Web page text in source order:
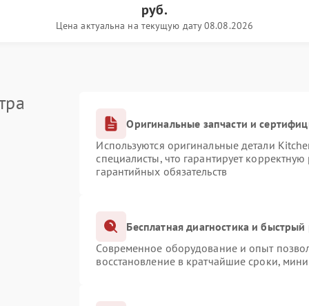
руб.
Цена актуальна на текущую дату 08.08.2026
Оригинальные запчасти и
Используются оригинальные детали
специалисты, что гарантирует
гарантийных обязательств
Бесплатная диагностика и
Современное оборудование и опыт
восстановление в кратчайшие сроки,